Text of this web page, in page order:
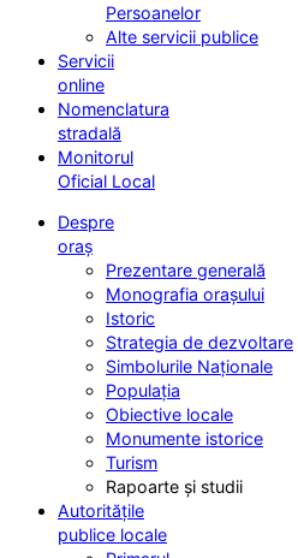
Persoanelor
Alte servicii publice
Servicii
online
Nomenclatura
stradală
Monitorul
Oficial Local
Despre
oraș
Prezentare generală
Monografia orașului
Istoric
Strategia de dezvoltare
Simbolurile Naționale
Populația
Obiective locale
Monumente istorice
Turism
Rapoarte și studii
Autoritățile
publice locale